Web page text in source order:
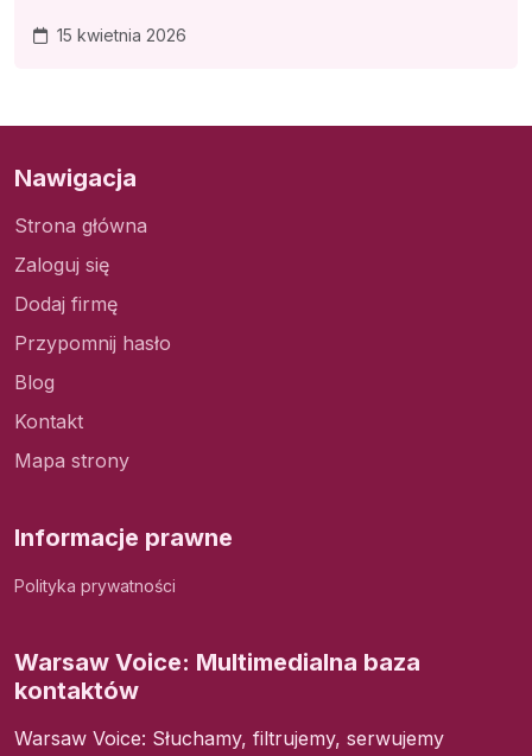
15 kwietnia 2026
Nawigacja
Strona główna
Zaloguj się
Dodaj firmę
Przypomnij hasło
Blog
Kontakt
Mapa strony
Informacje prawne
Polityka prywatności
Warsaw Voice: Multimedialna baza
kontaktów
Warsaw Voice: Słuchamy, filtrujemy, serwujemy